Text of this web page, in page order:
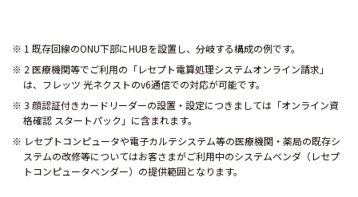
1 既存回線のONU下部にHUBを設置し、分岐する構成の例です。
2 医療機関等でご利用の「レセプト電算処理システムオンライン請求」
は、フレッツ 光ネクストのv6通信での対応が可能です。
3 顔認証付きカードリーダーの設置・設定につきましては「オンライン資
格確認 スタートパック」に含まれます。
レセプトコンピュータや電子カルテシステム等の医療機関・薬局の既存シ
ステムの改修等についてはお客さまがご利用中のシステムベンダ（レセプ
トコンピュータベンダー）の提供範囲となります。